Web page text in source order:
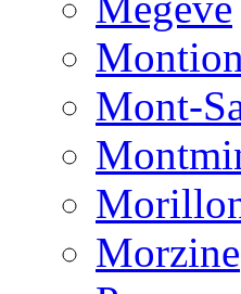
Mont-
Morzine